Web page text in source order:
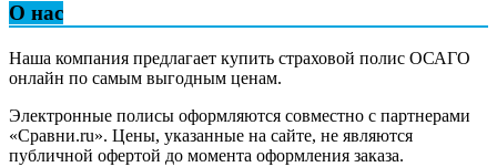
О нас
Наша компания предлагает купить страховой полис ОСАГО
онлайн по самым выгодным ценам.
Электронные полисы оформляются совместно с партнерами
«Сравни.ru». Цены, указанные на сайте, не являются
публичной офертой до момента оформления заказа.